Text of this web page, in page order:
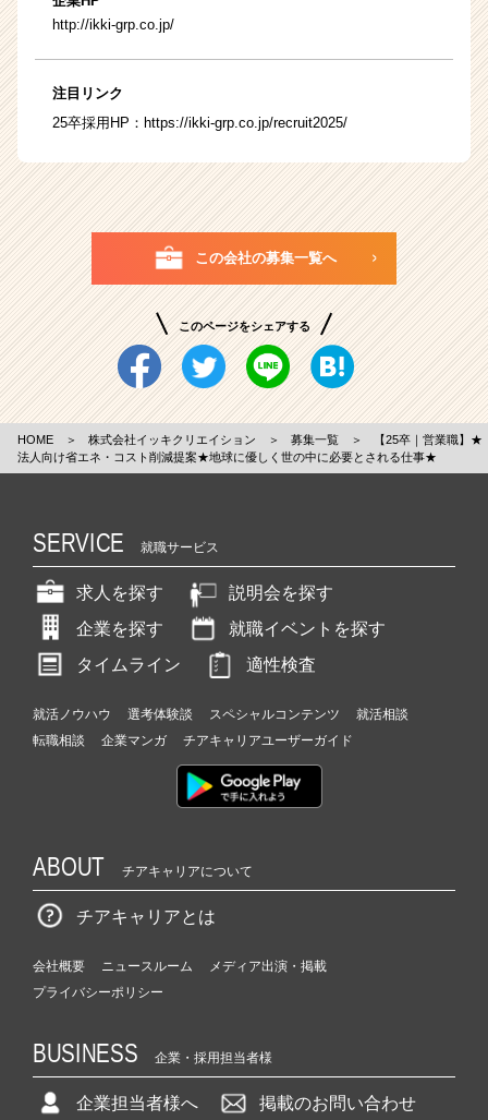
http://ikki-grp.co.jp/
注目リンク
25卒採用HP： https://ikki-grp.co.jp/recruit2025/
この会社の募集一覧へ
このページをシェアする
HOME ＞ 株式会社イッキクリエイション ＞ 募集一覧 ＞
【25卒｜営業職】★
法人向け省エネ・コスト削減提案★地球に優しく世の中に必要とされる仕事★
SERVICE 就職サービス
求人を探す
説明会を探す
企業を探す
就職イベントを探す
タイムライン
適性検査
就活ノウハウ 選考体験談 スペシャルコンテンツ
就活相談
転職相談
企業マンガ チアキャリアユーザーガイド
ABOUT チアキャリアについて
チアキャリアとは
会社概要 ニュースルーム
メディア出演・掲載
プライバシーポリシー
BUSINESS 企業・採用担当者様
企業担当者様へ 掲載のお問い合わせ